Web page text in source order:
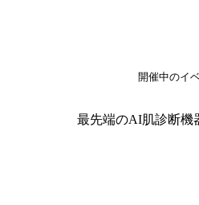
開催中のイ
最先端のAI肌診断機